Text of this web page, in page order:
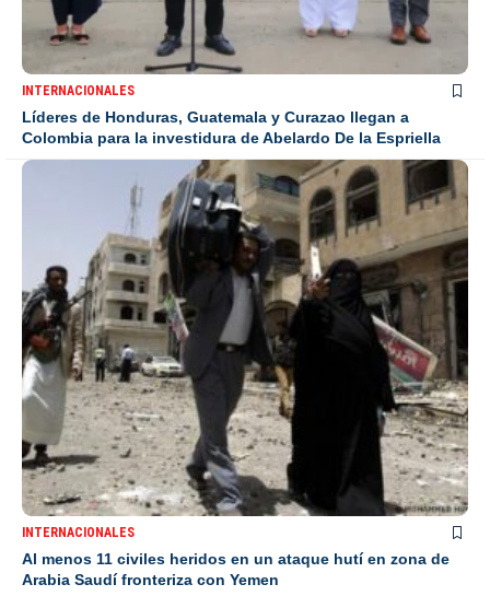
INTERNACIONALES
Líderes de Honduras, Guatemala y Curazao llegan a
Colombia para la investidura de Abelardo De la Espriella
INTERNACIONALES
Al menos 11 civiles heridos en un ataque hutí en zona de
Arabia Saudí fronteriza con Yemen